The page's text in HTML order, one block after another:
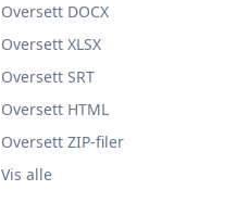
Oversett DOCX
Oversett XLSX
Oversett SRT
Oversett HTML
Oversett ZIP-filer
Vis alle